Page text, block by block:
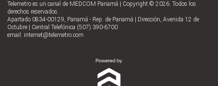
Telemetro es un canal de MEDCOM Panamá | Copyright © 2026. Todos los
derechos reservados.
Apartado 0834-00129, Panamá - Rep. de Panamá | Dirección, Avenida 12 de
Octubre | Central Telefónica (507) 390-6700
email: internet@telemetro.com